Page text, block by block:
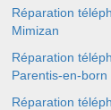
Réparation
Mimizan
Réparation
Parentis-en-born
Réparation